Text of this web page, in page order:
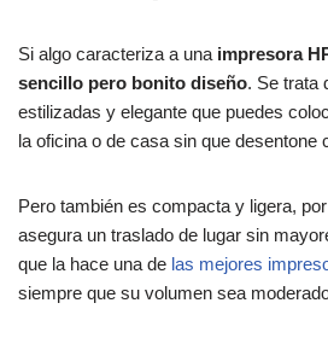
Si algo caracteriza a una impresora
sencillo pero bonito diseño. Se trata
estilizadas y elegante que puedes
la oficina o de casa sin que desentone
Pero también es compacta y ligera,
asegura un traslado de lugar sin
que la hace una de las mejores
siempre que su volumen sea